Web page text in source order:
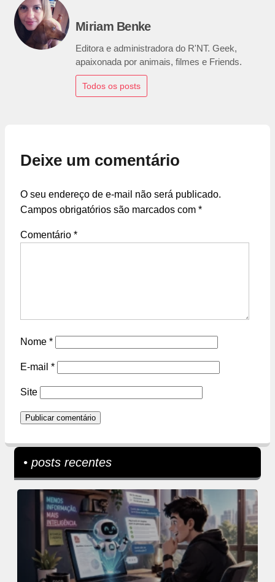
Miriam Benke
Editora e administradora do R'NT. Geek,
apaixonada por animais, filmes e Friends.
Todos os posts
Deixe um comentário
O seu endereço de e-mail não será publicado.
Campos obrigatórios são marcados com *
Comentário *
Nome *
E-mail *
Site
• posts recentes